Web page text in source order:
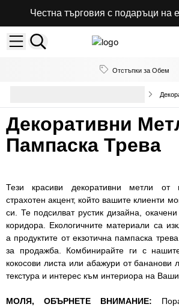
Честна търговия с подаръци на
Отстъпки за Обем
Декоративни
Пампаска Трева
Тези красиви декоративни метли от
страхотен акцент, който вашите клиенти
си. Те подсилват рустик дизайна,
коридора. Екологичните материали са
а продуктите от екзотична пампаска
за продажба. Комбинирайте ги с
кокосови листа или абажури от бананови
текстура и интерес към интериора на
МОЛЯ, ОБЪРНЕТЕ ВНИМАНИЕ: